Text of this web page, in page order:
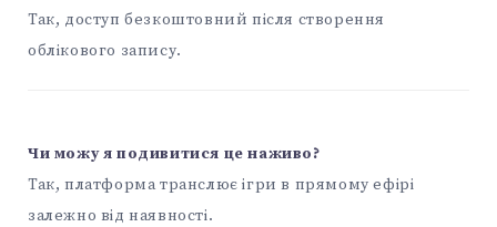
Так, доступ безкоштовний після створення
облікового запису.
Чи можу я подивитися це наживо?
Так, платформа транслює ігри в прямому ефірі
залежно від наявності.